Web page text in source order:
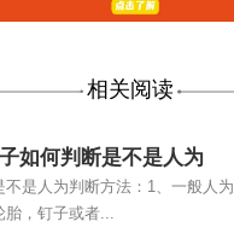
相关阅读
如何判断是不是人为
不是人为判断方法：1、一般人为
胎，钉子或者...